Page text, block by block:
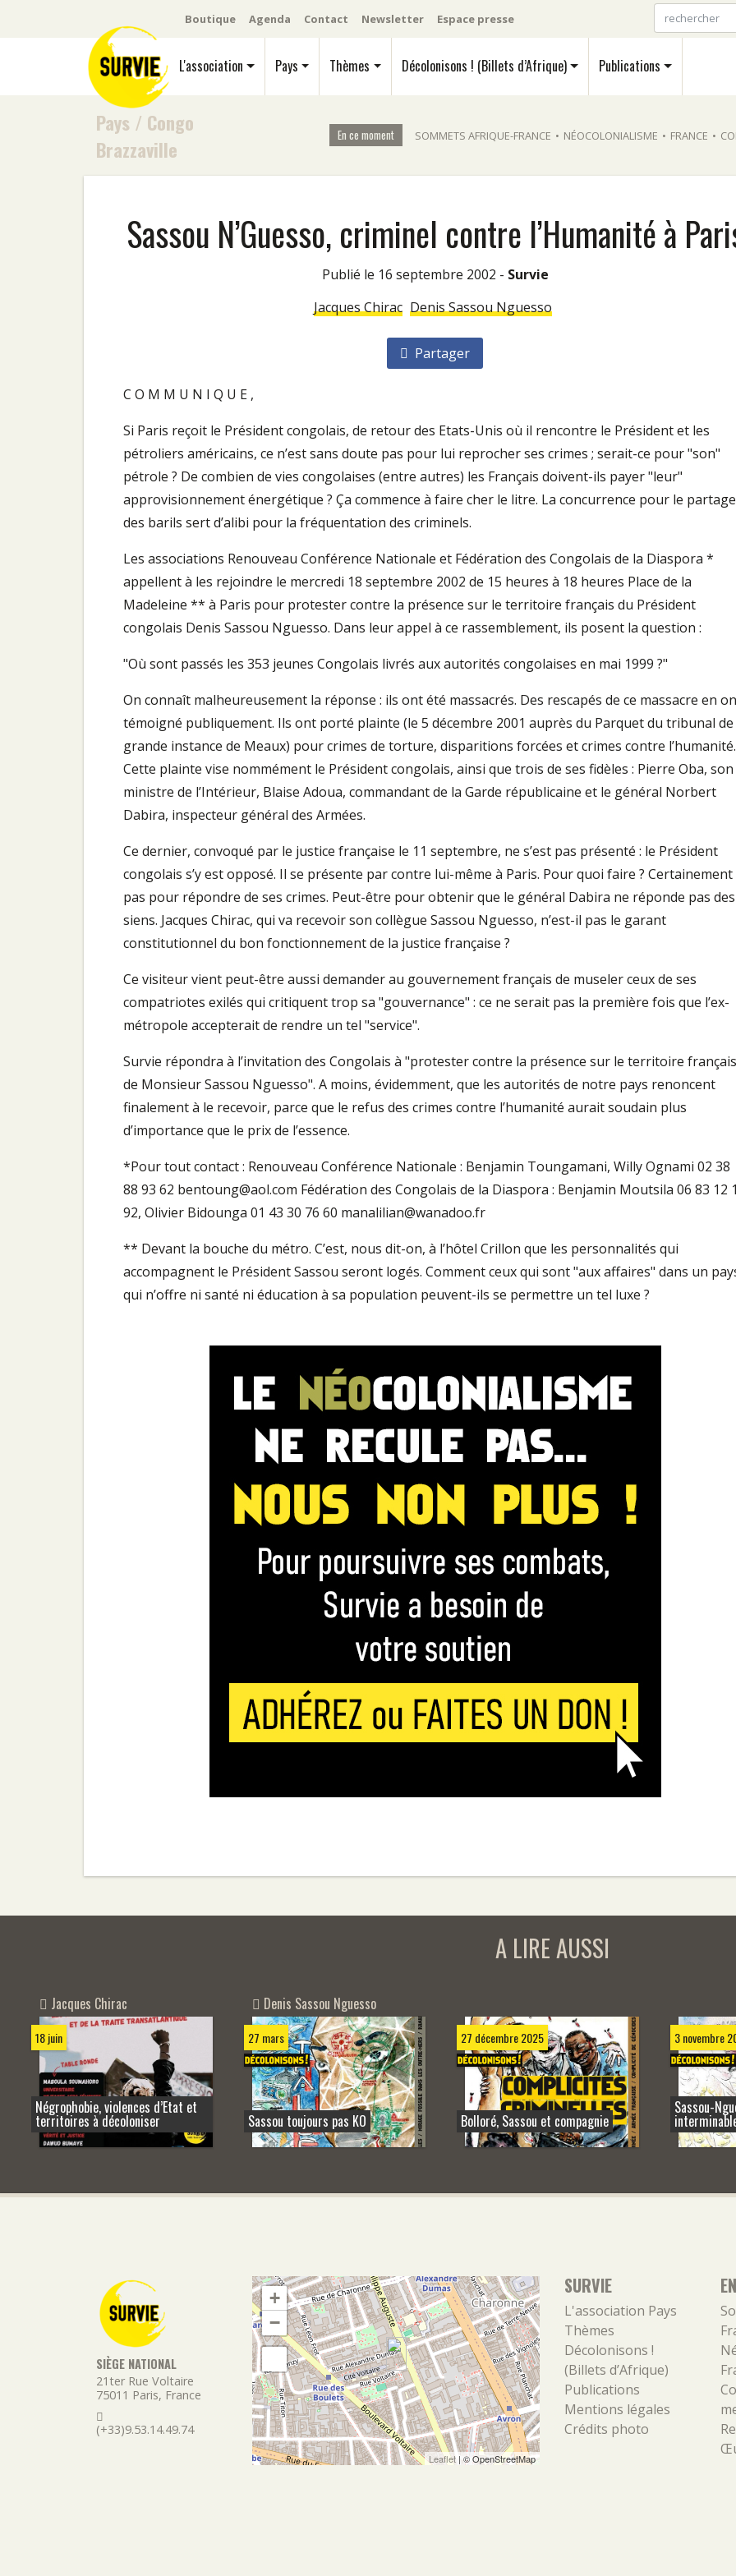
Boutique Agenda Contact Newsletter Espace presse
L'association Pays Thèmes Décolonisons ! (Billets d’Afrique) Publications
Pays / Congo
Brazzaville
En ce moment SOMMETS AFRIQUE-FRANCE • NÉOCOLONIALISME • FRANCE •
Sassou N’Guesso, criminel contre l’Humanité à
Publié le 16 septembre 2002 - Survie
Jacques Chirac Denis Sassou Nguesso
Partager
C O M M U N I Q U E ,
Si Paris reçoit le Président congolais, de retour des Etats-Unis où il rencontre le Président et les
pétroliers américains, ce n’est sans doute pas pour lui reprocher ses crimes ; serait-ce pour "son"
pétrole ? De combien de vies congolaises (entre autres) les Français doivent-ils payer "leur"
approvisionnement énergétique ? Ça commence à faire cher le litre. La concurrence pour le partage
des barils sert d’alibi pour la fréquentation des criminels.
Les associations Renouveau Conférence Nationale et Fédération des Congolais de la Diaspora *
appellent à les rejoindre le mercredi 18 septembre 2002 de 15 heures à 18 heures Place de la
Madeleine ** à Paris pour protester contre la présence sur le territoire français du Président
congolais Denis Sassou Nguesso. Dans leur appel à ce rassemblement, ils posent la question :
"Où sont passés les 353 jeunes Congolais livrés aux autorités congolaises en mai 1999 ?"
On connaît malheureusement la réponse : ils ont été massacrés. Des rescapés de ce massacre en
témoigné publiquement. Ils ont porté plainte (le 5 décembre 2001 auprès du Parquet du tribunal de
grande instance de Meaux) pour crimes de torture, disparitions forcées et crimes contre l’humanité.
Cette plainte vise nommément le Président congolais, ainsi que trois de ses fidèles : Pierre Oba, son
ministre de l’Intérieur, Blaise Adoua, commandant de la Garde républicaine et le général Norbert
Dabira, inspecteur général des Armées.
Ce dernier, convoqué par le justice française le 11 septembre, ne s’est pas présenté : le Président
congolais s’y est opposé. Il se présente par contre lui-même à Paris. Pour quoi faire ? Certainement
pas pour répondre de ses crimes. Peut-être pour obtenir que le général Dabira ne réponde pas des
siens. Jacques Chirac, qui va recevoir son collègue Sassou Nguesso, n’est-il pas le garant
constitutionnel du bon fonctionnement de la justice française ?
Ce visiteur vient peut-être aussi demander au gouvernement français de museler ceux de ses
compatriotes exilés qui critiquent trop sa "gouvernance" : ce ne serait pas la première fois que l’ex-
métropole accepterait de rendre un tel "service".
Survie répondra à l’invitation des Congolais à "protester contre la présence sur le territoire français
de Monsieur Sassou Nguesso". A moins, évidemment, que les autorités de notre pays renoncent
finalement à le recevoir, parce que le refus des crimes contre l’humanité aurait soudain plus
d’importance que le prix de l’essence.
*Pour tout contact : Renouveau Conférence Nationale : Benjamin Toungamani, Willy Ognami 02 38
88 93 62 bentoung@aol.com Fédération des Congolais de la Diaspora : Benjamin Moutsila 06 83 12
92, Olivier Bidounga 01 43 30 76 60 manalilian@wanadoo.fr
** Devant la bouche du métro. C’est, nous dit-on, à l’hôtel Crillon que les personnalités qui
accompagnent le Président Sassou seront logés. Comment ceux qui sont "aux affaires" dans un
qui n’offre ni santé ni éducation à sa population peuvent-ils se permettre un tel luxe ?
A LIRE AUSSI
Jacques Chirac
18 juin
Négrophobie, violences d’Etat et
territoires à décoloniser
Denis Sassou Nguesso
27 mars
Sassou toujours pas KO
27 décembre 2025
Bolloré, Sassou et compagnie
3 novembre
Sassou-
SIÈGE NATIONAL
21ter Rue Voltaire
75011 Paris, France
(+33)9.53.14.49.74
+
−
Leaflet | ©OpenStreetMap
SURVIE
L'association Pays
Thèmes
Décolonisons !
(Billets d’Afrique)
Publications
Mentions légales
Crédits photo